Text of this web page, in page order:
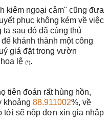
kiêm ngoại cảm" cũng đưa
phục không kém về việc
sau đó đã cùng thủ
khánh thành một công
giá đặt trong vườn
lệ (*).
tiên đoán rất hùng hồn,
khoảng 88.911002%, về
tới sẽ nộp đơn xin gia nhập